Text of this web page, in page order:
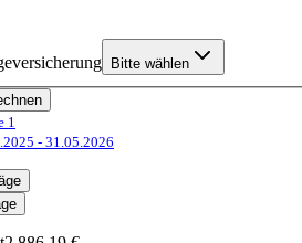
Bitte wählen
1
- 31.05.2026